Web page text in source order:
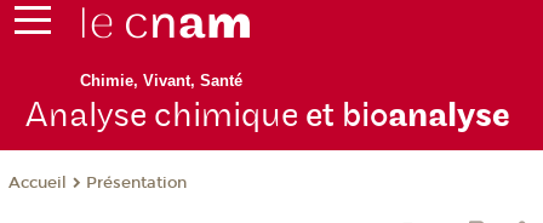
Chimie, Vivant, Santé
Analyse chimique et bioanalyse
Accueil Présentation